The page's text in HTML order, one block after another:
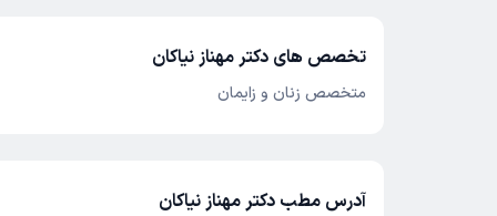
تخصص های دکتر مهناز نیاکان
متخصص زنان و زایمان
آدرس مطب دکتر مهناز نیاکان